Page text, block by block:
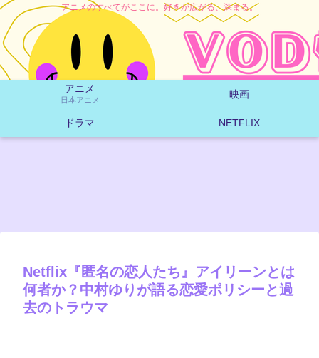
アニメのすべてがここに。好きが広がる、深まる。
アニメ
日本アニメ 映画
ドラマ NETFLIX
Netflix『匿名の恋人たち』アイリーンとは
何者か？中村ゆりが語る恋愛ポリシーと過
去のトラウマ